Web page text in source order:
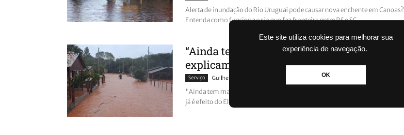
Este site utiliza cookies para melhorar sua
experiência de navegação.
OK
Alerta de inundação do Rio Uruguai pode causar nova enchente em Canoas?
Entenda como funciona o rio que faz fronteira entre RS e SC
“Ainda tem mais por vir?”: meteorologistas
explicam se a chuva excessiva já é efeito...
Serviço Guilherme Galhardo 02/07/2026 - 11h46
"Ainda tem mais por vir?": meteorologistas explicam se a chuva excessiva
já é efeito do El Niño no RS